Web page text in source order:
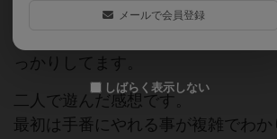
種類のカードでも、少しずつ絵が
てて飽きないですし、小さい鍵も金
っかりしてます。
二人で遊んだ感想です。
最初は手番にやれる事が複雑でわか
メールで会員登録
しばらく表示しない